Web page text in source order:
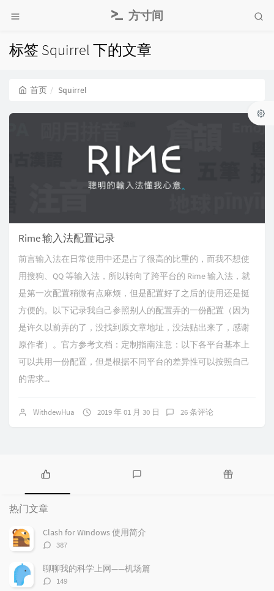
方寸间
标签 Squirrel 下的文章
首页 Squirrel
Rime 输入法配置记录
前言输入法在日常使用中还是占了很高的比重的，而我不想使
用搜狗、QQ 等输入法，所以转向了跨平台的 Rime 输入法，就
是第一次配置稍微有点麻烦，但是配置好了之后的使用还是挺
方便的。以下记录我自己参照别人的配置弄的一份配置（因为
是许久以前弄的了，没找到原文章地址，没法贴出来了，感谢
原作者）。官方参考文档：定制指南注意：以下各平台基本上
可以共用一份配置，但是根据不同平台的差异性可以按照自己
的需求...
WithdewHua 2019 年 01 月 30 日 26 条评论
热
门
文
章
论
热门文章
Clash for Windows 使用简介
评
数：
387
聊聊我的科学上网——机场篇
评
149